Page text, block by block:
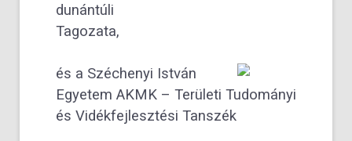
dunántúli
Tagozata,
és a Széchenyi István
Egyetem AKMK – Területi Tudományi
és Vidékfejlesztési Tanszék